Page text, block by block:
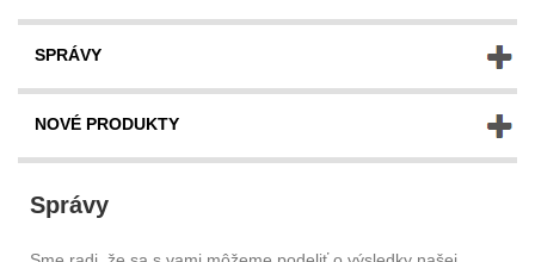
SPRÁVY
NOVÉ PRODUKTY
Správy